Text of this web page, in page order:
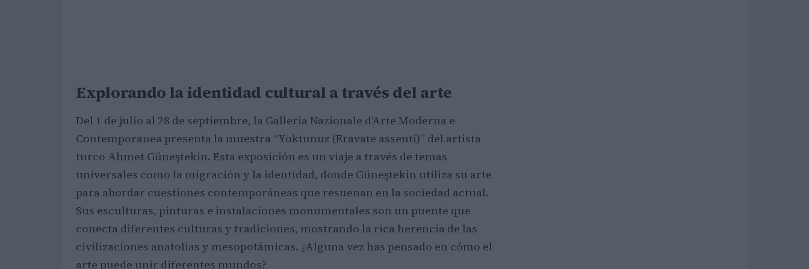
Explorando la identidad cultural a través del arte
Del 1 de julio al 28 de septiembre, la Galleria Nazionale d’Arte Moderna e
Contemporanea presenta la muestra “Yoktunuz (Eravate assenti)” del artista
turco Ahmet Güneştekin. Esta exposición es un viaje a través de temas
universales como la migración y la identidad, donde Güneştekin utiliza su arte
para abordar cuestiones contemporáneas que resuenan en la sociedad actual.
Sus esculturas, pinturas e instalaciones monumentales son un puente que
conecta diferentes culturas y tradiciones, mostrando la rica herencia de las
civilizaciones anatolias y mesopotámicas. ¿Alguna vez has pensado en cómo el
arte puede unir diferentes mundos?